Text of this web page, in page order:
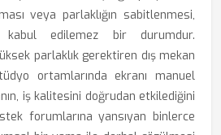
veya parlaklığın sabitlenmesi,
edilemez bir durumdur.
parlaklık gerektiren dış mekan
ortamlarında ekranı manuel
iş kalitesini doğrudan etkilediğini
forumlarına yansıyan binlerce